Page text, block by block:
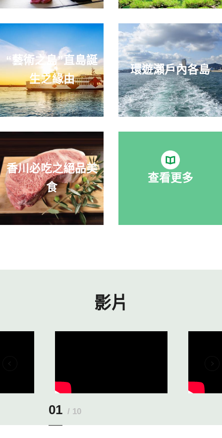
“藝術之島”直島誕
生之緣由
環遊瀨戶內各島
香川必吃之絕品美
食
查看更多
影片
01 10